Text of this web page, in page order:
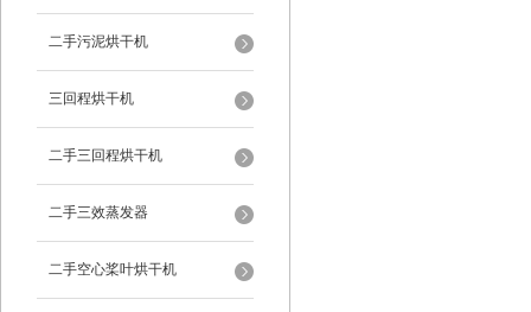
二手污泥烘干机
三回程烘干机
二手三回程烘干机
二手三效蒸发器
二手空心桨叶烘干机